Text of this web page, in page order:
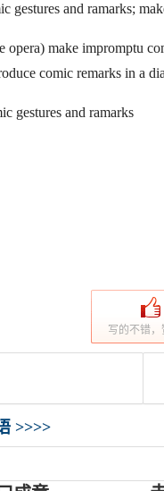
gestures and ramarks;
opera) make impromptu
comic remarks in a
gestures and ramarks
写的不错，
>>>>